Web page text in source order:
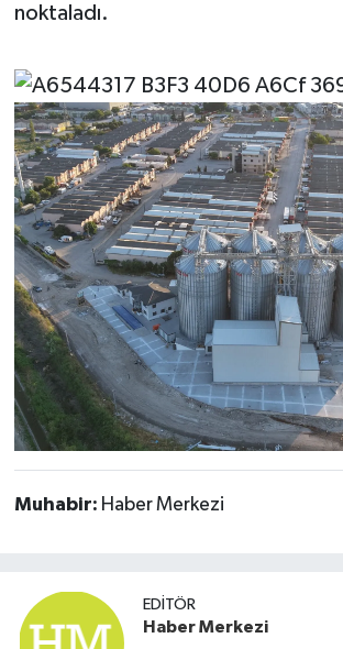
noktaladı.
Muhabir: Haber Merkezi
EDITÖR
Haber Merkezi